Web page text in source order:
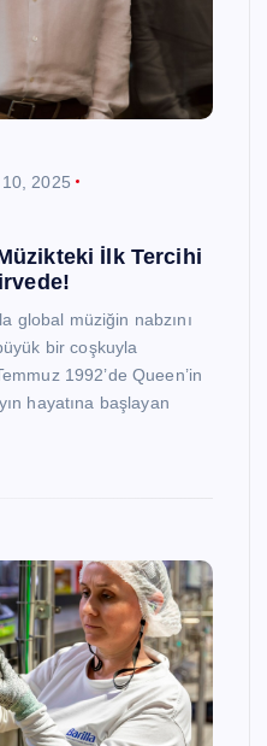
2025
İlk Tercihi
global müziğin nabzını
bir coşkuyla
1992’de Queen’in
hayatına başlayan